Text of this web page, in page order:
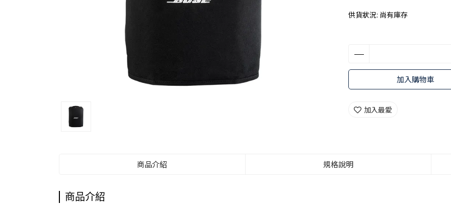
供貨狀況: 尚有庫存
加入購物車
加入最愛
商品介紹 規格說明
商品介紹